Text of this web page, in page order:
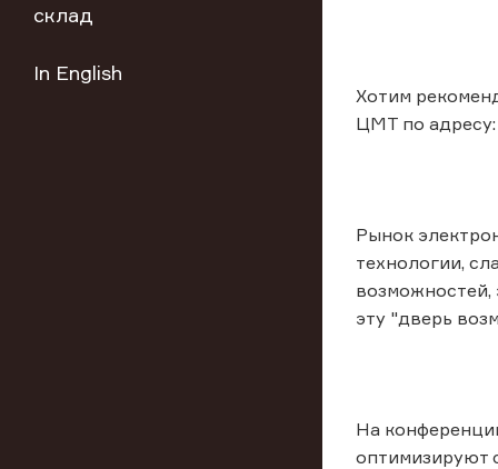
склад
In English
Хотим
ЦМТ по адресу:
Рынок
технологии,
возможностей,
эту "дверь
На
оптимизируют